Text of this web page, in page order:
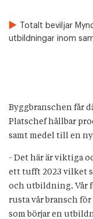
Totalt beviljar
utbildningar inom
Byggbranschen får
Platschef hållbar
samt medel till en
- Det här är viktiga
ett tufft 2023 vilket
och utbildning. Vår
rusta vår bransch
som börjar en